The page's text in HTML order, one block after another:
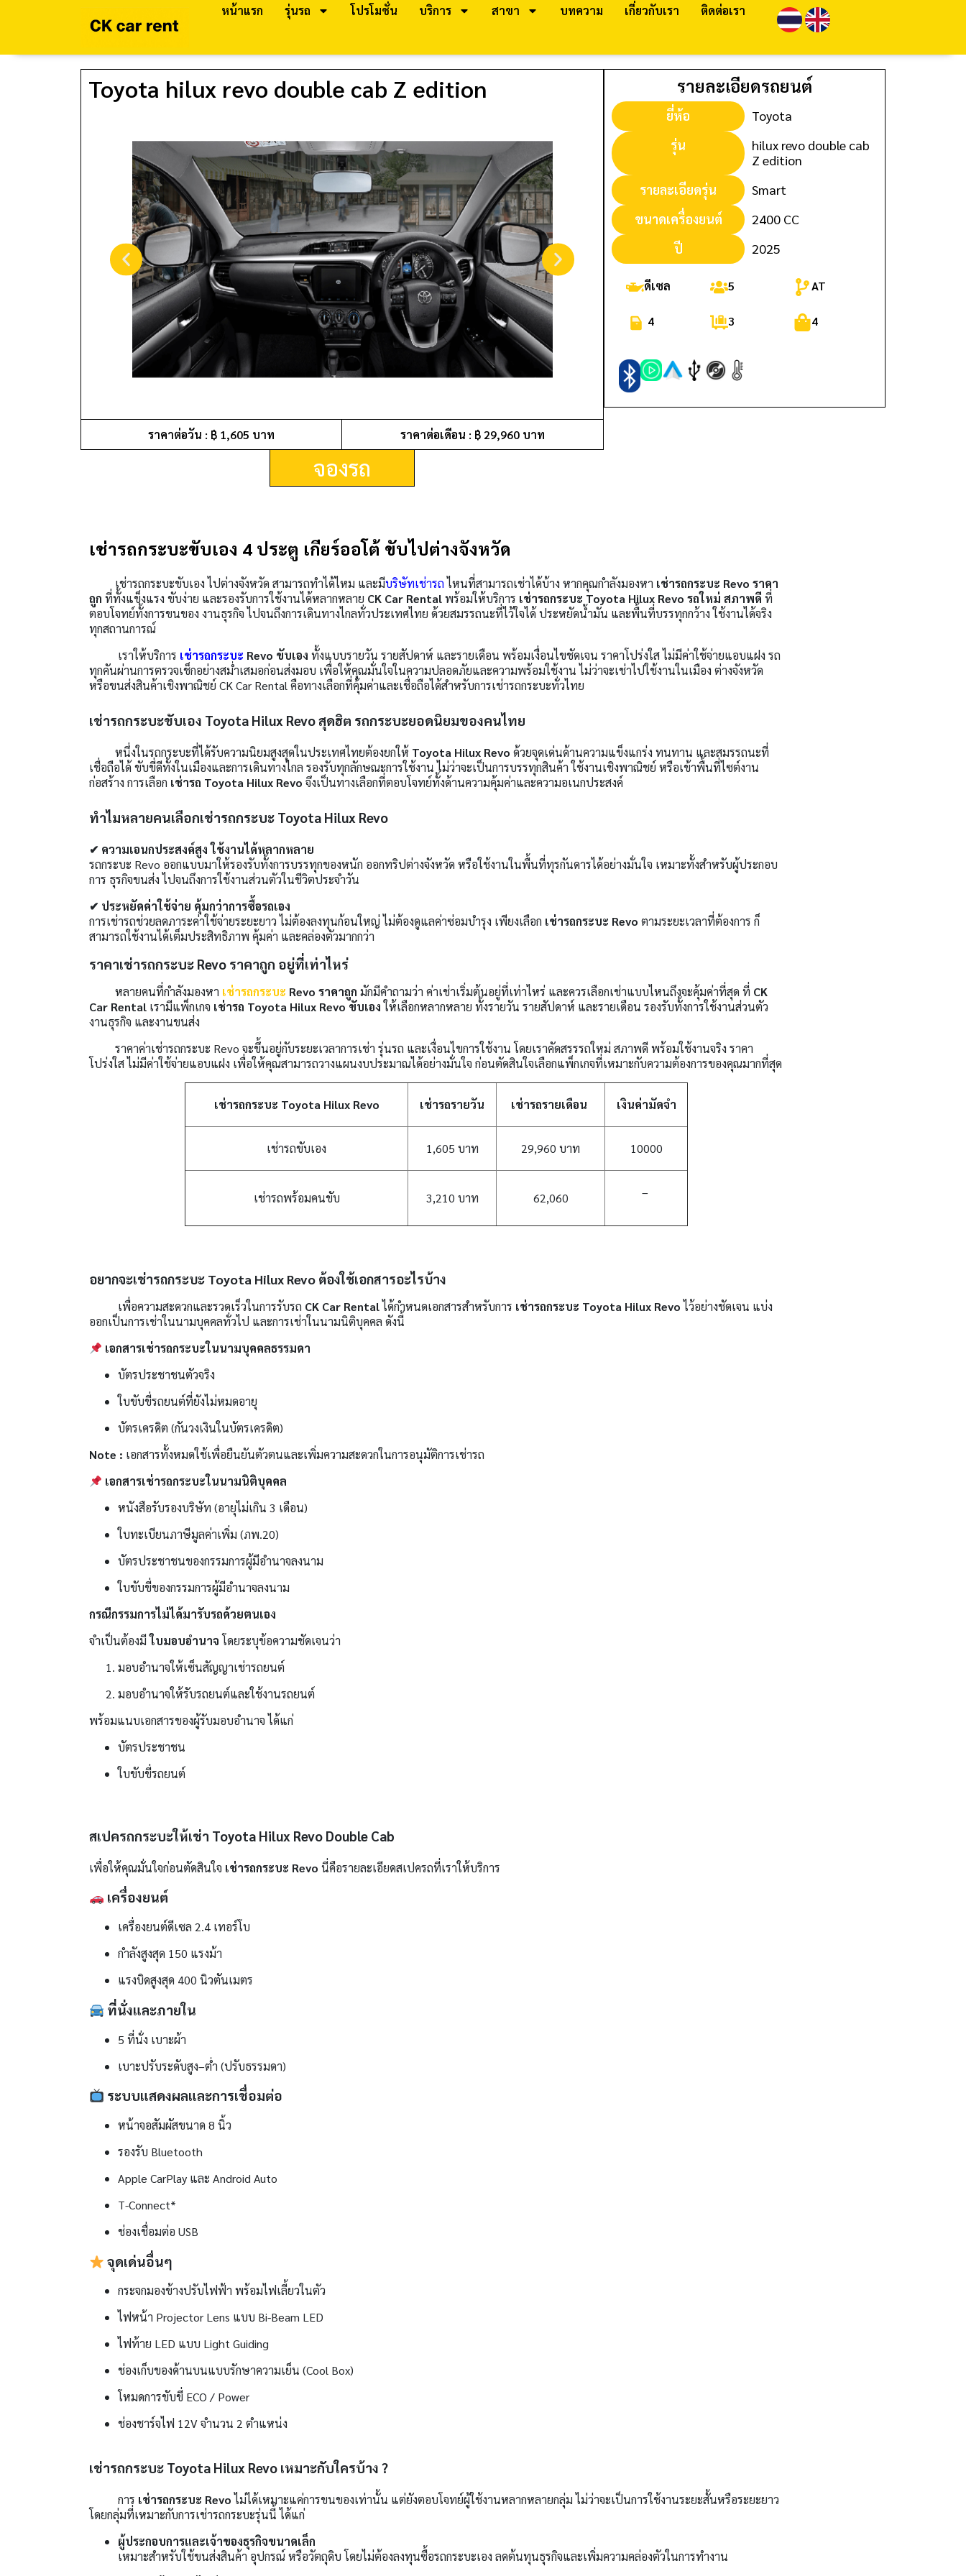
หน้าแรก รุ่นรถ โปรโมชั่น บริการ สาขา บทความ เกี่ยวกับเรา ติดต่อเรา
Toyota hilux revo double cab Z edition
ราคาต่อวัน : ฿ 1,605 บาท ราคาต่อเดือน : ฿ 29,960 บาท
จองรถ
รายละเอียดรถยนต์
ยี่ห้อ
Toyota
รุ่น
hilux revo double cab
Z edition
รายละเอียดรุ่น
Smart
ขนาดเครื่องยนต์
2400 CC
ปี
2025
ดีเซล 5 AT
4 3 4
เช่ารถกระบะขับเอง 4 ประตู เกียร์ออโต้ ขับไปต่างจังหวัด
เช่ารถกระบะขับเอง ไปต่างจังหวัด สามารถทำได้ไหม และมีบริษัทเช่ารถไหนที่สามารถเช่าได้บ้าง หากคุณกำลังมองหา เช่ารถกระบะ Revo ราคา
ถูก ที่ทั้งแข็งแรง ขับง่าย และรองรับการใช้งานได้หลากหลาย CK Car Rentalพร้อมให้บริการ เช่ารถกระบะ Toyota Hilux Revo รถใหม่ สภาพดี ที่
ตอบโจทย์ทั้งการขนของ งานธุรกิจ ไปจนถึงการเดินทางไกลทั่วประเทศไทย ด้วยสมรรถนะที่ไว้ใจได้ ประหยัดน้ำมัน และพื้นที่บรรทุกกว้าง ใช้งานได้จริง
ทุกสถานการณ์
เราให้บริการ เช่ารถกระบะ Revo ขับเอง ทั้งแบบรายวัน รายสัปดาห์ และรายเดือน พร้อมเงื่อนไขชัดเจน ราคาโปร่งใส ไม่มีค่าใช้จ่ายแอบแฝง รถ
ทุกคันผ่านการตรวจเช็กอย่างสม่ำเสมอก่อนส่งมอบ เพื่อให้คุณมั่นใจในความปลอดภัยและความพร้อมใช้งาน ไม่ว่าจะเช่าไปใช้งานในเมือง ต่างจังหวัด
หรือขนส่งสินค้าเชิงพาณิชย์ CK Car Rental คือทางเลือกที่คุ้มค่าและเชื่อถือได้สำหรับการเช่ารถกระบะทั่วไทย
เช่ารถกระบะขับเอง Toyota Hilux Revo สุดฮิต รถกระบะยอดนิยมของคนไทย
หนึ่งในรถกระบะที่ได้รับความนิยมสูงสุดในประเทศไทยต้องยกให้ Toyota Hilux Revo ด้วยจุดเด่นด้านความแข็งแกร่ง ทนทาน และสมรรถนะที่
เชื่อถือได้ ขับขี่ดีทั้งในเมืองและการเดินทางไกล รองรับทุกลักษณะการใช้งาน ไม่ว่าจะเป็นการบรรทุกสินค้า ใช้งานเชิงพาณิชย์ หรือเข้าพื้นที่ไซต์งาน
ก่อสร้าง การเลือก เช่ารถ Toyota Hilux Revo จึงเป็นทางเลือกที่ตอบโจทย์ทั้งด้านความคุ้มค่าและความอเนกประสงค์
ทำไมหลายคนเลือกเช่ารถกระบะ Toyota Hilux Revo
✔ ความเอนกประสงค์สูง ใช้งานได้หลากหลาย
รถกระบะ Revo ออกแบบมาให้รองรับทั้งการบรรทุกของหนัก ออกทริปต่างจังหวัด หรือใช้งานในพื้นที่ทุรกันดารได้อย่างมั่นใจ เหมาะทั้งสำหรับผู้ประกอบ
การ ธุรกิจขนส่ง ไปจนถึงการใช้งานส่วนตัวในชีวิตประจำวัน
✔ ประหยัดค่าใช้จ่าย คุ้มกว่าการซื้อรถเอง
การเช่ารถช่วยลดภาระค่าใช้จ่ายระยะยาว ไม่ต้องลงทุนก้อนใหญ่ ไม่ต้องดูแลค่าซ่อมบำรุง เพียงเลือก เช่ารถกระบะ Revo ตามระยะเวลาที่ต้องการ ก็
สามารถใช้งานได้เต็มประสิทธิภาพ คุ้มค่า และคล่องตัวมากกว่า
ราคาเช่ารถกระบะ Revo ราคาถูก อยู่ที่เท่าไหร่
หลายคนที่กำลังมองหา เช่ารถกระบะ Revo ราคาถูก มักมีคำถามว่า ค่าเช่าเริ่มต้นอยู่ที่เท่าไหร่ และควรเลือกเช่าแบบไหนถึงจะคุ้มค่าที่สุด ที่ CK
Car Rental เรามีแพ็กเกจ เช่ารถ Toyota Hilux Revo ขับเองให้เลือกหลากหลาย ทั้งรายวัน รายสัปดาห์ และรายเดือน รองรับทั้งการใช้งานส่วนตัว
งานธุรกิจ และงานขนส่ง
ราคาค่าเช่ารถกระบะ Revo จะขึ้นอยู่กับระยะเวลาการเช่า รุ่นรถ และเงื่อนไขการใช้งาน โดยเราคัดสรรรถใหม่ สภาพดี พร้อมใช้งานจริง ราคา
โปร่งใส ไม่มีค่าใช้จ่ายแอบแฝง เพื่อให้คุณสามารถวางแผนงบประมาณได้อย่างมั่นใจ ก่อนตัดสินใจเลือกแพ็กเกจที่เหมาะกับความต้องการของคุณมากที่สุด
เช่ารถกระบะ Toyota Hilux Revo เช่ารถรายวัน เช่ารถรายเดือน เงินค่ามัดจำ
เช่ารถขับเอง 1,605 บาท 29,960 บาท 10000
เช่ารถพร้อมคนขับ 3,210 บาท 62,060 –
อยากจะเช่ารถกระบะ Toyota Hilux Revo ต้องใช้เอกสารอะไรบ้าง
เพื่อความสะดวกและรวดเร็วในการรับรถ CK Car Rentalได้กำหนดเอกสารสำหรับการ เช่ารถกระบะ Toyota Hilux Revoไว้อย่างชัดเจน แบ่ง
ออกเป็นการเช่าในนามบุคคลทั่วไป และการเช่าในนามนิติบุคคล ดังนี้
เอกสารเช่ารถกระบะในนามบุคคลธรรมดา
บัตรประชาชนตัวจริง
ใบขับขี่รถยนต์ที่ยังไม่หมดอายุ
บัตรเครดิต (กันวงเงินในบัตรเครดิต)
Note : เอกสารทั้งหมดใช้เพื่อยืนยันตัวตนและเพิ่มความสะดวกในการอนุมัติการเช่ารถ
เอกสารเช่ารถกระบะในนามนิติบุคคล
หนังสือรับรองบริษัท (อายุไม่เกิน 3 เดือน)
ใบทะเบียนภาษีมูลค่าเพิ่ม (ภพ.20)
บัตรประชาชนของกรรมการผู้มีอำนาจลงนาม
ใบขับขี่ของกรรมการผู้มีอำนาจลงนาม
กรณีกรรมการไม่ได้มารับรถด้วยตนเอง
จำเป็นต้องมีใบมอบอำนาจ โดยระบุข้อความชัดเจนว่า
มอบอำนาจให้เซ็นสัญญาเช่ารถยนต์
มอบอำนาจให้รับรถยนต์และใช้งานรถยนต์
พร้อมแนบเอกสารของผู้รับมอบอำนาจ ได้แก่
บัตรประชาชน
ใบขับขี่รถยนต์
สเปครถกระบะให้เช่า Toyota Hilux Revo Double Cab
เพื่อให้คุณมั่นใจก่อนตัดสินใจ เช่ารถกระบะ Revo นี่คือรายละเอียดสเปครถที่เราให้บริการ
เครื่องยนต์
เครื่องยนต์ดีเซล 2.4 เทอร์โบ
กำลังสูงสุด 150 แรงม้า
แรงบิดสูงสุด 400 นิวตันเมตร
ที่นั่งและภายใน
5 ที่นั่ง เบาะผ้า
เบาะปรับระดับสูง–ต่ำ (ปรับธรรมดา)
ระบบแสดงผลและการเชื่อมต่อ
หน้าจอสัมผัสขนาด 8 นิ้ว
รองรับ Bluetooth
Apple CarPlay และ Android Auto
T-Connect*
ช่องเชื่อมต่อ USB
จุดเด่นอื่นๆ
กระจกมองข้างปรับไฟฟ้า พร้อมไฟเลี้ยวในตัว
ไฟหน้า Projector Lens แบบ Bi-Beam LED
ไฟท้าย LED แบบ Light Guiding
ช่องเก็บของด้านบนแบบรักษาความเย็น (Cool Box)
โหมดการขับขี่ ECO / Power
ช่องชาร์จไฟ 12V จำนวน 2 ตำแหน่ง
เช่ารถกระบะ Toyota Hilux Revo เหมาะกับใครบ้าง ?
การ เช่ารถกระบะ Revoไม่ได้เหมาะแค่การขนของเท่านั้น แต่ยังตอบโจทย์ผู้ใช้งานหลากหลายกลุ่ม ไม่ว่าจะเป็นการใช้งานระยะสั้นหรือระยะยาว
โดยกลุ่มที่เหมาะกับการเช่ารถกระบะรุ่นนี้ ได้แก่
ผู้ประกอบการและเจ้าของธุรกิจขนาดเล็ก
เหมาะสำหรับใช้ขนส่งสินค้า อุปกรณ์ หรือวัตถุดิบ โดยไม่ต้องลงทุนซื้อรถกระบะเอง ลดต้นทุนธุรกิจและเพิ่มความคล่องตัวในการทำงาน